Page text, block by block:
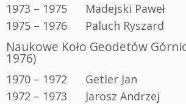
1973 – 1975 Madejski Paweł
1975 – 1976 Paluch Ryszard
Naukowe Koło Geodetów
1976)
1970 – 1972 Getler Jan
1972 – 1973 Jarosz Andrzej